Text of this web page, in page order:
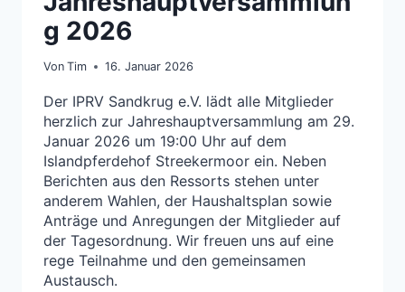
g 2026
Von Tim 16. Januar 2026
Der IPRV Sandkrug e.V. lädt alle Mitglieder
herzlich zur Jahreshauptversammlung am 29.
Januar 2026 um 19:00 Uhr auf dem
Islandpferdehof Streekermoor ein. Neben
Berichten aus den Ressorts stehen unter
anderem Wahlen, der Haushaltsplan sowie
Anträge und Anregungen der Mitglieder auf
der Tagesordnung. Wir freuen uns auf eine
rege Teilnahme und den gemeinsamen
Austausch.